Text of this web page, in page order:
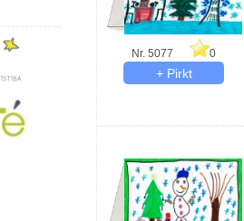
Nr. 5077 0